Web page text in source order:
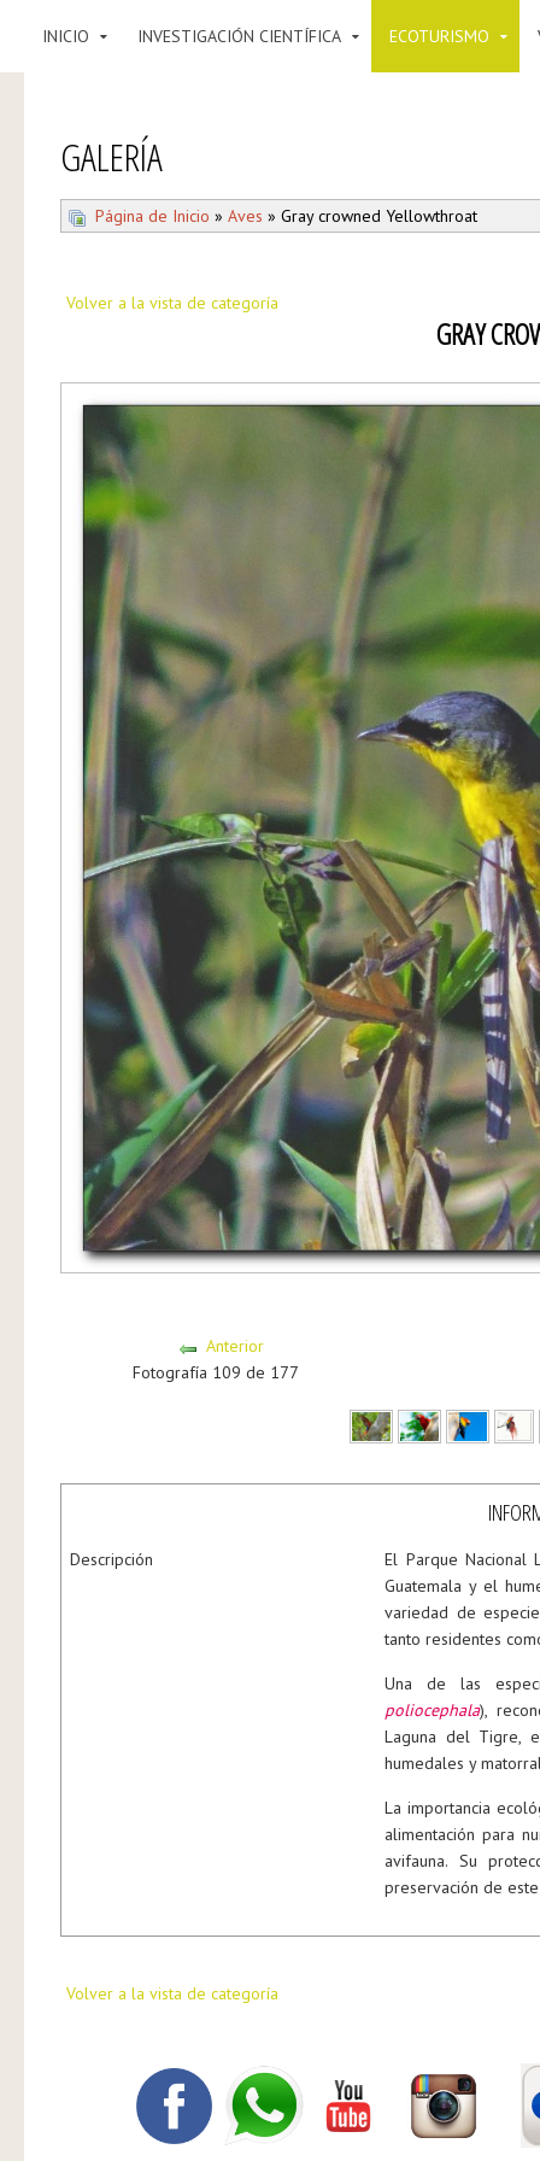
INICIO INVESTIGACIÓN CIENTÍFICA ECOTURISMO
GALERÍA
Página de Inicio » Aves » Gray crowned Yellowthroat
Volver a la vista de categoría
GRAY
Anterior
Fotografía 109 de 177
Descripción
El Parque
Guatemala y el
variedad de
tanto residentes
Una de las
poliocephala),
Laguna del Tigre,
humedales y
La importancia
alimentación para
avifauna. Su
preservación de
Volver a la vista de categoría